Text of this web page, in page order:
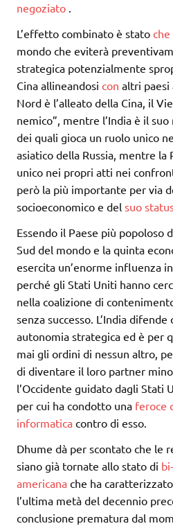
negoziato .
L’effetto combinato è stato che
mondo che eviterà
strategica potenzialmente
Cina allineandosi con altri paesi
Nord è l’alleato della Cina, il
nemico”, mentre l’India è il
dei quali gioca un ruolo unico
asiatico della Russia, mentre la
unico nei propri atti nei
però la più importante per via
socioeconomico e del suo
Essendo il Paese più popoloso
Sud del mondo e la quinta
esercita un’enorme influenza
perché gli Stati Uniti hanno
nella coalizione di
senza successo. L’India
autonomia strategica ed è per
mai gli ordini di nessun altro,
di diventare il loro partner
l’Occidente guidato dagli Stati
per cui ha condotto una feroce
informatica contro di esso.
Dhume dà per scontato che le
siano già tornate allo stato di
americana che ha
l’ultima metà del decennio
conclusione prematura dal